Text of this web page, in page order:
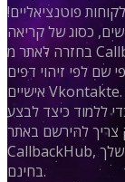
לאתר שלך ולקבל 200% יותר לקוחות פוטנציאליים!
כסוג של קריאה
בחזרה לאתר מ CallbackHub יהיה להגדיל באופן משמעותי את
שם לפי זיהוי דפים
אישיים Vkontakte. זהה השירות הזול ביותר במדינות חבר העמים
העלות היא רק יישום 0.03 \ $. כדי ללמוד כיצד לבצע
להירשם באתר
CallbackHub, והמומחים שלנו יעזרו להתקין יישום באתר שלך
בחינם.